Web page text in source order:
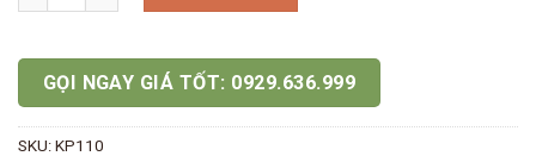
GỌI NGAY GIÁ TỐT: 0929.636.999
SKU: KP110